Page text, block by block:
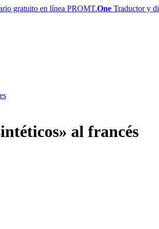
PROMT.One Traductor y
al francés